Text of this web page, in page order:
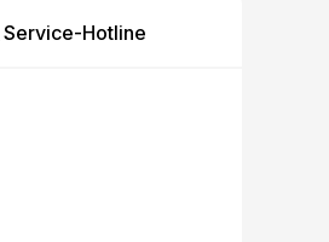
Service-Hotline